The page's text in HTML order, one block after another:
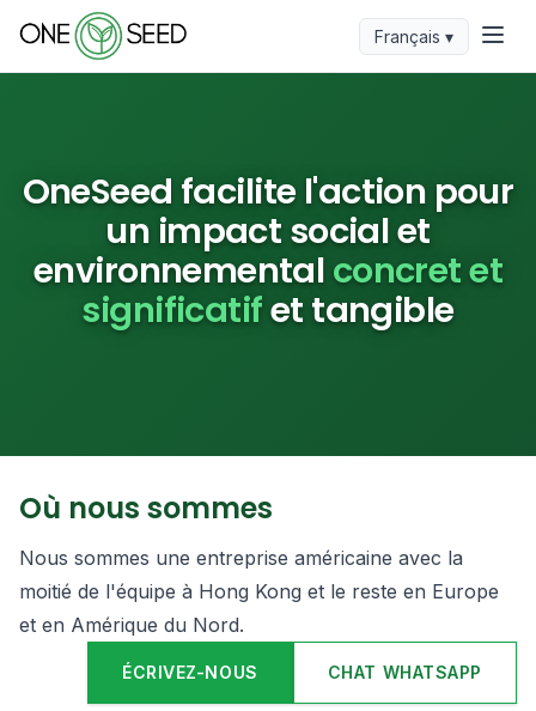
Français ▾
OneSeed facilite l'action pour
un impact social et
environnemental concret et
significatifet tangible
Où nous sommes
Nous sommes une entreprise américaine avec la
moitié de l'équipe à Hong Kong et le reste en Europe
et en Amérique du Nord.
ÉCRIVEZ-NOUS CHAT WHATSAPP